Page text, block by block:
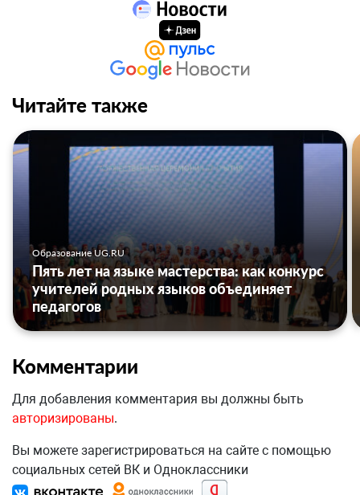
Читайте также
Образование UG.RU
Пять лет на языке мастерства: как конкурс
учителей родных языков объединяет
педагогов
Комментарии
Для добавления комментария вы должны быть
авторизированы.
Вы можете зарегистрироваться на сайте с помощью
социальных сетей ВК и Одноклассники